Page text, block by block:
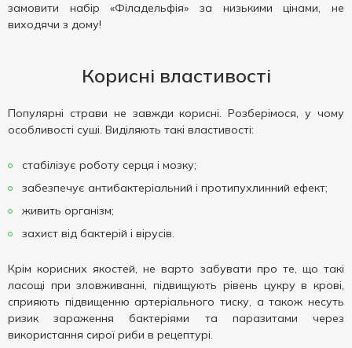
замовити набір «Філадельфія» за низькими цінами, не
виходячи з дому!
Корисні властивості
Популярні страви не завжди корисні. Розберімося, у чому
особливості суші. Виділяють такі властивості:
стабілізує роботу серця і мозку;
забезпечує антибактеріальний і протипухлинний ефект;
живить організм;
захист від бактерій і вірусів.
Крім корисних якостей, не варто забувати про те, що такі
ласощі при зловживанні, підвищують рівень цукру в крові,
сприяють підвищенню артеріального тиску, а також несуть
ризик зараження бактеріями та паразитами через
використання сирої риби в рецептурі.